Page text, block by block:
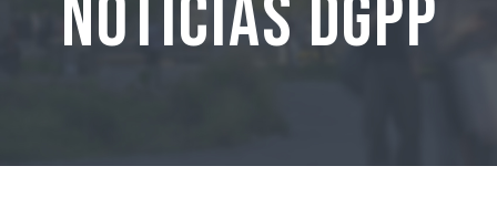
Noticias DGPP